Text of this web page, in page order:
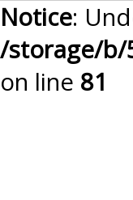
Notice:
/storage/b/
on line 81